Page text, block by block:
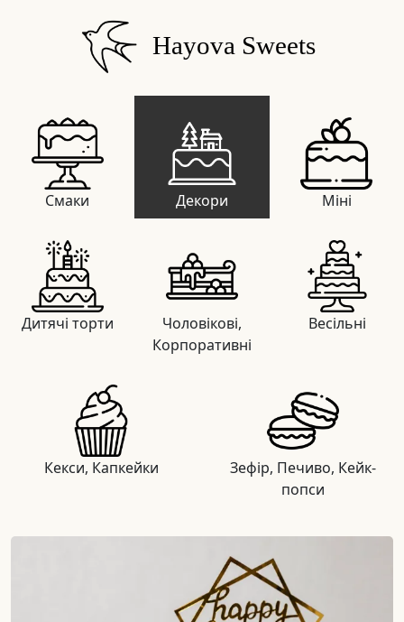
Hayova Sweets
Смаки Декори Міні
Дитячі торти
Чоловікові,
Корпоративні
Весільні
Кекси, Капкейки
Зефір, Печиво, Кейк-
попси